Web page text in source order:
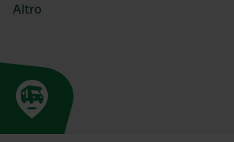
Altro